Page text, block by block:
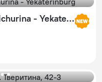
Apartments Domovoi on Michurina - Yekaterinburg